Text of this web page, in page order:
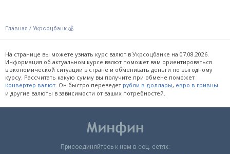
Счета для бизнеса
Главная / Укрсоцбанк 💰
На странице вы можете узнать курс валют в Укрсоцбанке на 07.08.2026.
Информация об актуальном курсе валют поможет вам ориентироваться
в экономической ситуации в стране и обменивать деньги по выгодному
курсу. Рассчитать какую сумму вы получите при обмене поможет
конвертер валют. Он быстро переведет рубли в доллары, евро в гривны
и другие валюты в зависимости от ваших потребностей.
Присоединяйтесь к нам в соц. сетях: